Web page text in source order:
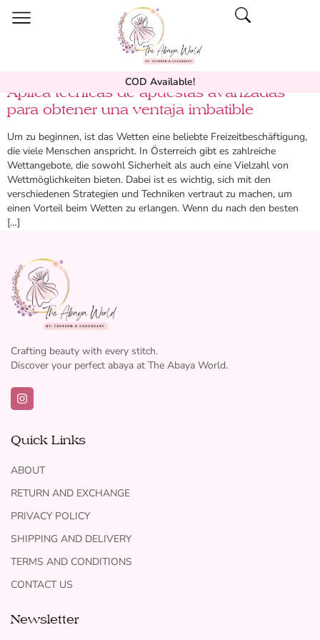
COD Available!
Aplica técnicas de apuestas avanzadas
para obtener una ventaja imbatible
Um zu beginnen, ist das Wetten eine beliebte Freizeitbeschäftigung,
die viele Menschen anspricht. In Österreich gibt es zahlreiche
Wettangebote, die sowohl Sicherheit als auch eine Vielzahl von
Wettmöglichkeiten bieten. Dabei ist es wichtig, sich mit den
verschiedenen Strategien und Techniken vertraut zu machen, um
einen Vorteil beim Wetten zu erlangen. Wenn du nach den besten
[…]
Crafting beauty with every stitch.
Discover your perfect abaya at The Abaya World.
Quick Links
ABOUT
RETURN AND EXCHANGE
PRIVACY POLICY
SHIPPING AND DELIVERY
TERMS AND CONDITIONS
CONTACT US
Newsletter